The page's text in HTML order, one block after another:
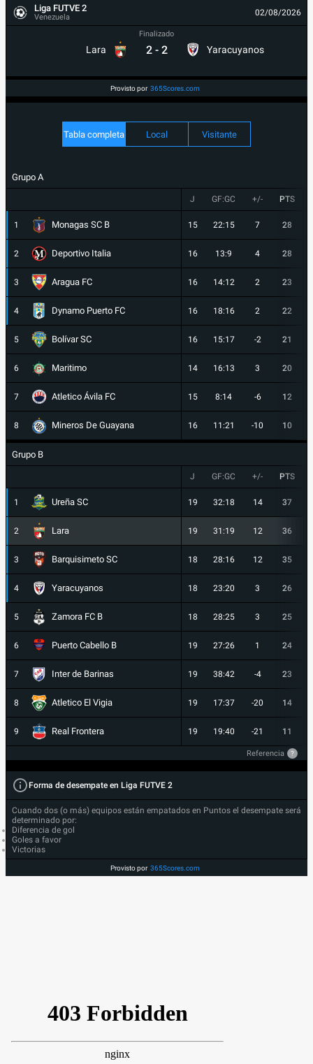
Liga FUTVE 2
Venezuela 02/08/2026
Lara
Finalizado
2 - 2 Yaracuyanos
Provisto por 365Scores.com
Tabla completa Local Visitante
Grupo A
J GF:GC +/- PTS
1 Monagas SC B 15 22:15 7 28
2 Deportivo Italia 16 13:9 4 28
3 Aragua FC 16 14:12 2 23
4 Dynamo Puerto FC 16 18:16 2 22
5 Bolívar SC 16 15:17 -2 21
6 Maritimo 14 16:13 3 20
7 Atletico Ávila FC 15 8:14 -6 12
8 Mineros De Guayana 16 11:21 -10 10
Grupo B
J GF:GC +/- PTS
1 Ureña SC 19 32:18 14 37
2 Lara 19 31:19 12 36
3 Barquisimeto SC 18 28:16 12 35
4 Yaracuyanos 18 23:20 3 26
5 Zamora FC B 18 28:25 3 25
6 Puerto Cabello B 19 27:26 1 24
7 Inter de Barinas 19 38:42 -4 23
8 Atletico El Vigia 19 17:37 -20 14
9 Real Frontera 19 19:40 -21 11
Referencia ?
Forma de desempate en Liga FUTVE 2
Cuando dos (o más) equipos están empatados en Puntos el desempate será
determinado por:
Diferencia de gol
Goles a favor
Victorias
Provisto por 365Scores.com